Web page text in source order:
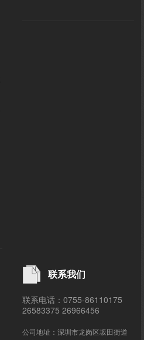
联系我们
联系电话：0755-86110175
26583375 26966456
公司地址：深圳市龙岗区坂田街道